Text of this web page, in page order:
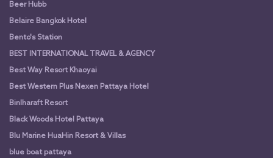
Beer Hubb
Belaire Bangkok Hotel
Bento's Station
BEST INTERNATIONAL TRAVEL & AGENCY
Best Way Resort Khaoyai
Best Western Plus Nexen Pattaya Hotel
Binlharaft Resort
Black Woods Hotel Pattaya
Blu Marine HuaHin Resort & Villas
blue boat pattaya